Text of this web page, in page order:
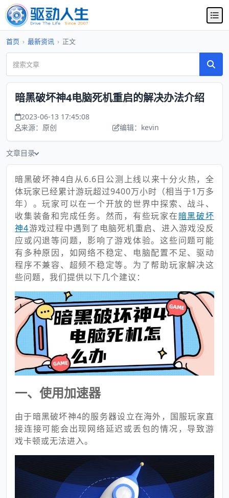
首页 › 最新资讯 › 正文
暗黑破坏神4电脑死机重启的解决办法介绍
2023-06-13 17:45:08
来源：原创
编辑：kevin
文章目录
暗黑破坏神4自从6.6日公测上线以来十分火热，全
体玩家已经累计游玩超过9400万小时（相当于1万多
年）。玩家可以在一个开放的世界中探索、战斗、
收集装备和完成任务。然而，有些玩家在暗黑破坏
神4游戏过程中遇到了电脑死机重启、进入游戏没反
应或闪退等问题，影响了游戏体验。这些问题可能
有多种原因，如网络不稳定、电脑配置不足、驱动
程序不兼容、超频不稳定等。为了帮助玩家解决这
些问题，我们提供以下几个建议：
一、使用加速器
由于暗黑破坏神4的服务器设立在海外，国服玩家直
接连接可能会出现网络延迟或丢包的情况，导致游
戏卡顿或无法进入。